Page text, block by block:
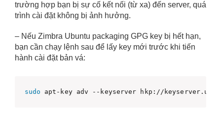
trường hợp bạn bị sự cố kết nối (từ xa) đến server, quá
trình cài đặt không bị ảnh hưởng.
– Nếu Zimbra Ubuntu packaging GPG key bị hết hạn,
bạn cần chạy lệnh sau để lấy key mới trước khi tiến
hành cài đặt bản vá:
sudo apt-key adv --keyserver hkp://